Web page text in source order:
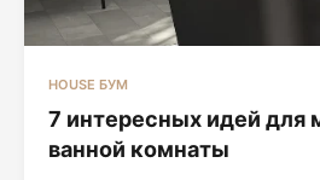
HOUSE БУМ
7 интересных идей для
ванной комнаты